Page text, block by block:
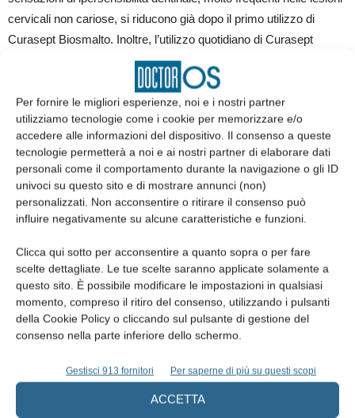
Per fornire le migliori esperienze, noi e i nostri partner
utilizziamo tecnologie come i cookie per memorizzare e/o
accedere alle informazioni del dispositivo. Il consenso a queste
tecnologie permetterà a noi e ai nostri partner di elaborare dati
personali come il comportamento durante la navigazione o gli ID
univoci su questo sito e di mostrare annunci (non)
personalizzati. Non acconsentire o ritirare il consenso può
influire negativamente su alcune caratteristiche e funzioni.
Clicca qui sotto per acconsentire a quanto sopra o per fare
scelte dettagliate. Le tue scelte saranno applicate solamente a
questo sito. È possibile modificare le impostazioni in qualsiasi
momento, compreso il ritiro del consenso, utilizzando i pulsanti
della Cookie Policy o cliccando sul pulsante di gestione del
consenso nella parte inferiore dello schermo.
Gestisci 913 fornitori Per saperne di più su questi scopi
ACCETTA
cervicali non cariose, si riducono già dopo il primo utilizzo di
Curasept Biosmalto. Inoltre, l’utilizzo quotidiano di Curasept
Biosmalto aiuta a controllare efficacemente il biofilm batterico, e
soprattutto le specie cariogene come lo Streptococcus mutans,
contribuendo a ridurre il rischio di carie dentarie su denti sani ma
anche di recidive su quelli già trattati dal dentista.
Nome azienda: Curaden Healthcare S.p.A.
Indirizzo: Via Parini, 19 - Saronno (VA)
Sito Internet: https://www.curaden.it